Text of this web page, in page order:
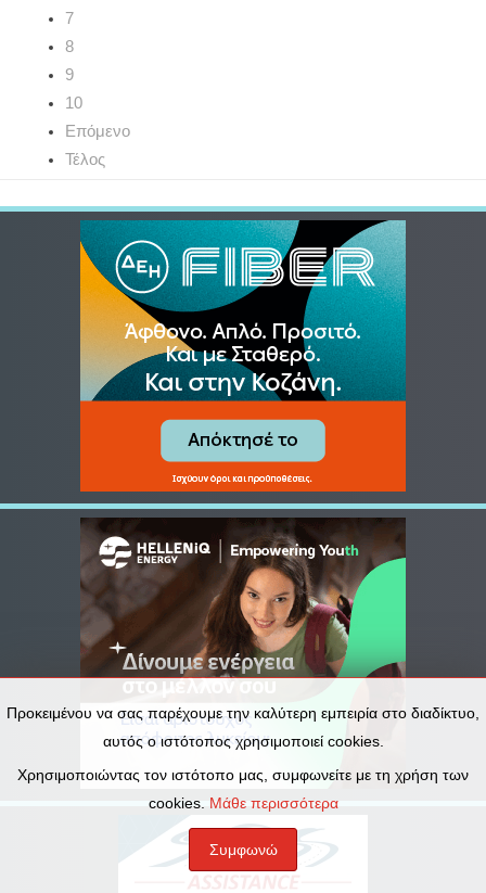
7
8
9
10
Επόμενο
Τέλος
Προκειμένου να σας παρέχουμε την καλύτερη εμπειρία στο διαδίκτυο,
αυτός ο ιστότοπος χρησιμοποιεί cookies.
Χρησιμοποιώντας τον ιστότοπο μας, συμφωνείτε με τη χρήση των
cookies. Μάθε περισσότερα
Συμφωνώ